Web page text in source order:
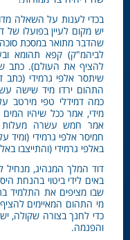
בכדי לענות על השאלה
יש מקום לעיין בפועלו של
שהדבר מתואר במסכת
לביהמ"ק) קפא תהומא
להציף את העולם). כתב
שיתסר אלפי גרמידי
התהום ירדו מיד שישה
כמה דמידלי טפי מירטב
מידי, אמר ככל שיהיו
אמר חמש עשרה מעלות
חמיסר אלפי גרמידי
באלפי גרמידי (והתייצבו
דוד המלך המנהיג, מנחיל
באים לידי ביטוי בהנחת
שבו מציפים את התלמיד
מי התהום המאיימים
כדי לחנך בצורה שקולה,
והפנמה.